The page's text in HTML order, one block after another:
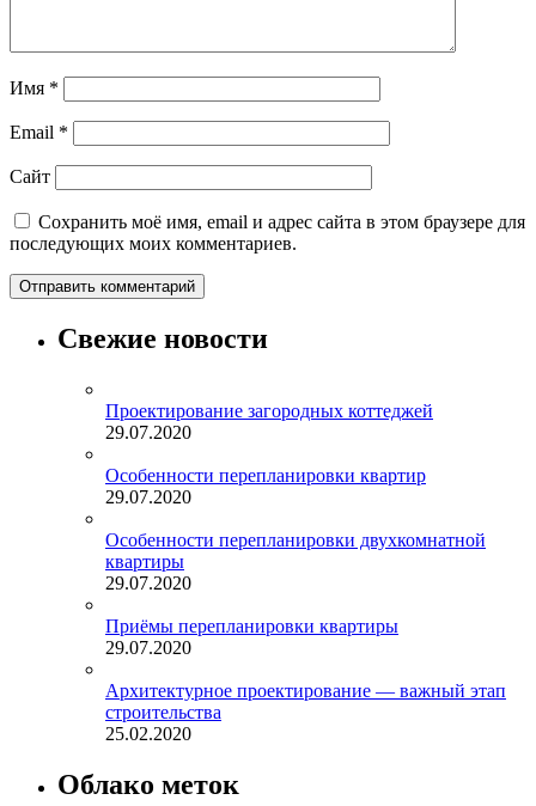
Имя *
Email *
Сайт
Сохранить моё имя, email и адрес сайта в этом браузере для
последующих моих комментариев.
Свежие новости
Проектирование загородных коттеджей
29.07.2020
Особенности перепланировки квартир
29.07.2020
Особенности перепланировки двухкомнатной
квартиры
29.07.2020
Приёмы перепланировки квартиры
29.07.2020
Архитектурное проектирование — важный этап
строительства
25.02.2020
Облако меток